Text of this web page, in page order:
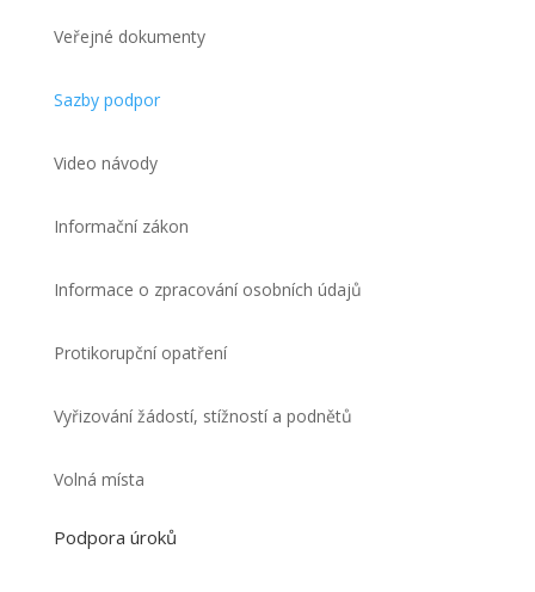
Veřejné dokumenty
Sazby podpor
Video návody
Informační zákon
Informace o zpracování osobních údajů
Protikorupční opatření
Vyřizování žádostí, stížností a podnětů
Volná místa
Podpora úroků